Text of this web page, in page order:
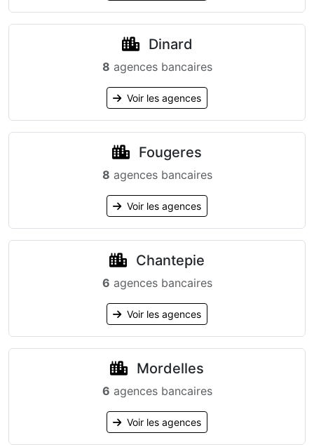
Dinard
8 agences bancaires
Voir les agences
Fougeres
8 agences bancaires
Voir les agences
Chantepie
6 agences bancaires
Voir les agences
Mordelles
6 agences bancaires
Voir les agences